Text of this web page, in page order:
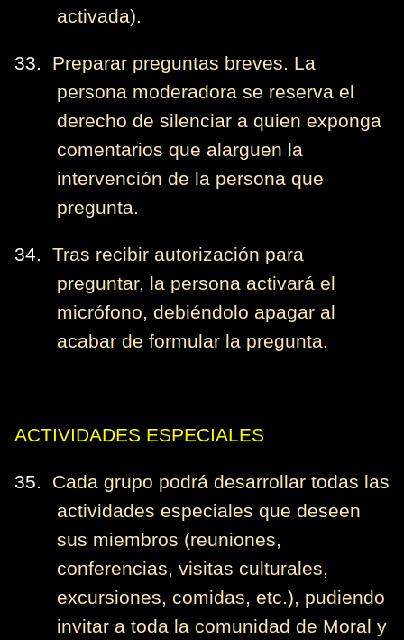
activada).
33.
Preparar preguntas breves. La
persona moderadora se reserva el
derecho de silenciar a quien exponga
comentarios que alarguen la
intervención de la persona que
pregunta.
34. Tras recibir autorización para
preguntar, la persona activará el
micrófono, debiéndolo apagar al
acabar de formular la pregunta.
ACTIVIDADES ESPECIALES
35.
Cada grupo podrá desarrollar todas las
actividades especiales que deseen
sus miembros (reuniones,
conferencias, visitas culturales,
excursiones, comidas, etc.), pudiendo
invitar a toda la comunidad de Moral y